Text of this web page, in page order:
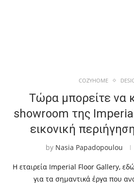
COZYHOME
Τώρα μπορείτε να
showroom της
εικονική
by Nasia Papadopoulou
Η εταιρεία Imperial Floor Gallery,
για τα σημαντικά έργα που